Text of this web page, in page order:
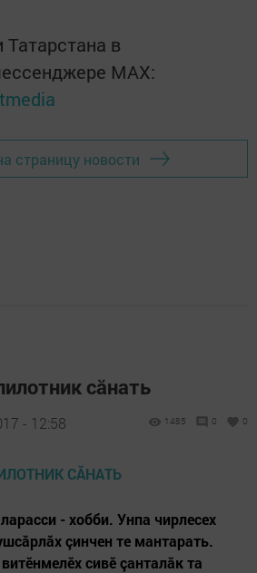
Татарстана в
MАХ:
страницу новости
сăнать
- 12:58 1485 0 0
- хобби. Унпа чирлесех
çинчен те мантарать.
сивӗ çанталăк та